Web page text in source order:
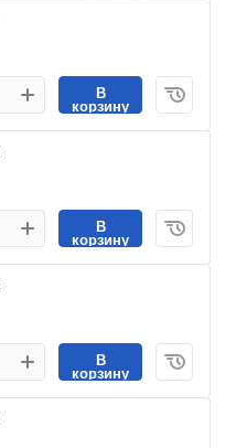
В
корзину
В
корзину
В
корзину